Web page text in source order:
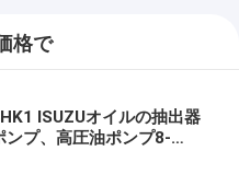
格で
ISUZUオイルの抽出器
ンプ、高圧油ポンプ8-